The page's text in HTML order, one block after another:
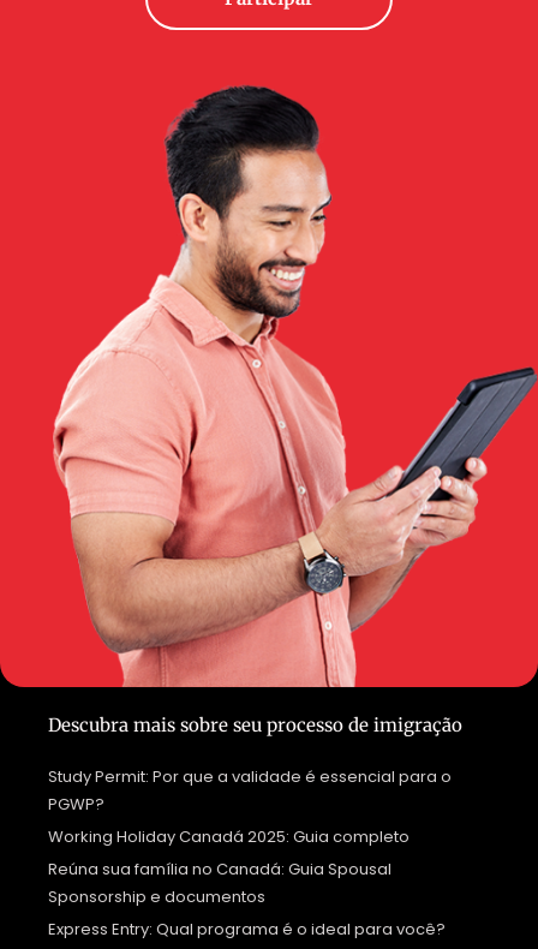
Descubra mais sobre seu processo de imigração
Study Permit: Por que a validade é essencial para o
PGWP?
Working Holiday Canadá 2025: Guia completo
Reúna sua família no Canadá: Guia Spousal
Sponsorship e documentos
Express Entry: Qual programa é o ideal para você?